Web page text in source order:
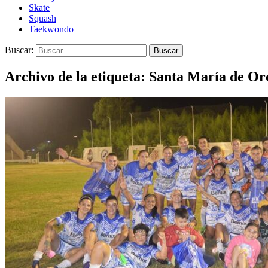
Skate
Squash
Taekwondo
Buscar:
Archivo de la etiqueta: Santa María de